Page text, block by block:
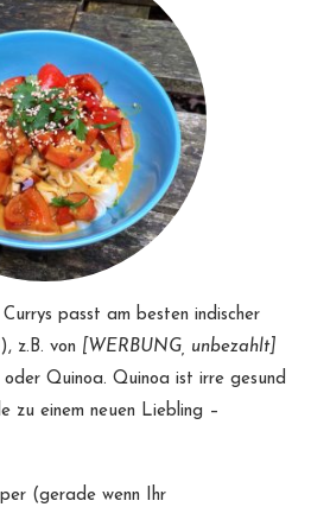
passt am besten indischer
z.B. von [WERBUNG, unbezahlt]
Quinoa. Quinoa ist irre gesund
zu einem neuen Liebling –
(gerade wenn Ihr